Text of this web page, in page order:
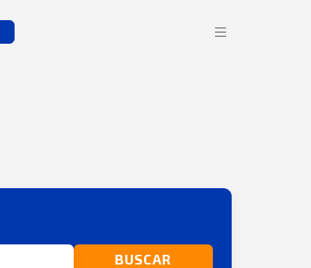
BUSCAR